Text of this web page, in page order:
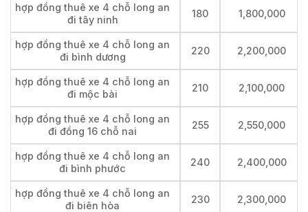
hợp đồng thuê xe 4 chỗ long an
đi tây ninh
180 1,800,000
hợp đồng thuê xe 4 chỗ long an
đi bình dương
220 2,200,000
hợp đồng thuê xe 4 chỗ long an
đi mộc bài
210 2,100,000
hợp đồng thuê xe 4 chỗ long an
đi đồng 16 chỗ nai
255 2,550,000
hợp đồng thuê xe 4 chỗ long an
đi bình phước
240 2,400,000
hợp đồng thuê xe 4 chỗ long an
đi biên hòa
230 2,300,000